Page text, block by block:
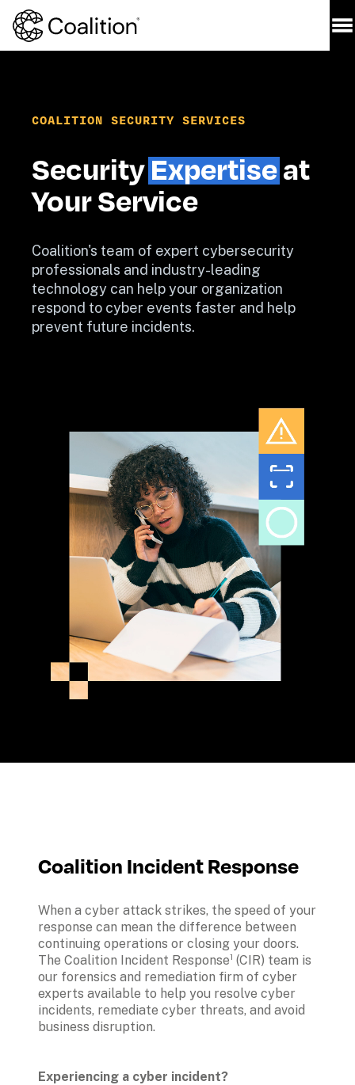
COALITION SECURITY SERVICES
Security Expertise at
Coalition's team of expert cybersecurity
professionals and industry-leading
technology can help your organization
respond to cyber events faster and help
prevent future incidents.
Coalition Incident Response
When a cyber attack strikes, the speed of your
response can mean the difference between
continuing operations or closing your doors.
The Coalition Incident Response¹ (CIR) team is
our forensics and remediation firm of cyber
experts available to help you resolve cyber
incidents, remediate cyber threats, and avoid
business disruption.
Experiencing a cyber incident?